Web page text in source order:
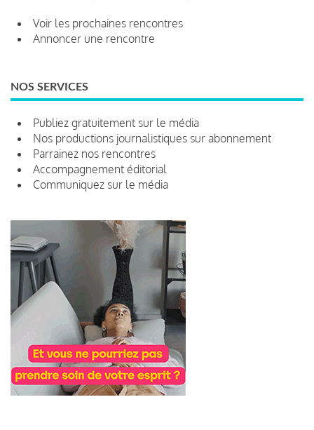
Voir les prochaines rencontres
Annoncer une rencontre
NOS SERVICES
Publiez gratuitement sur le média
Nos productions journalistiques sur abonnement
Parrainez nos rencontres
Accompagnement éditorial
Communiquez sur le média